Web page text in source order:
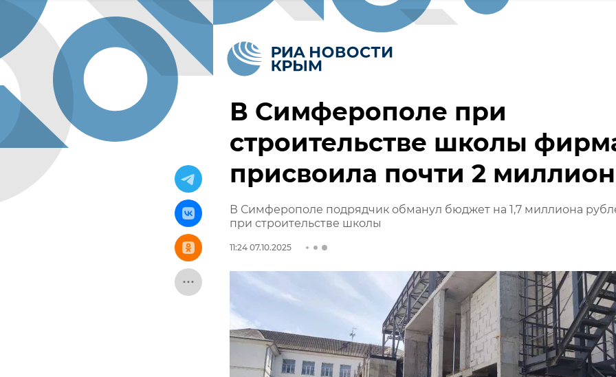
В Симферополе при
строительстве школы
присвоила почти 2
В Симферополе подрядчик обманул бюджет на 1,7 миллиона
при строительстве школы
11:24 07.10.2025